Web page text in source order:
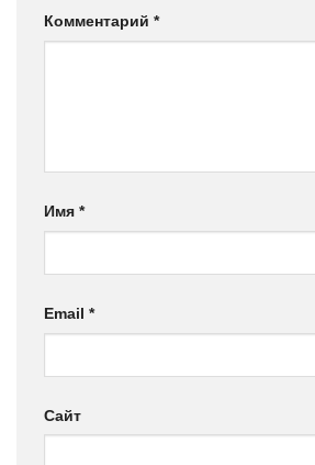
Комментарий *
Имя *
Email *
Сайт